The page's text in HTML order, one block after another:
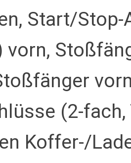
Start/Stop-
(2-
Koffer-/